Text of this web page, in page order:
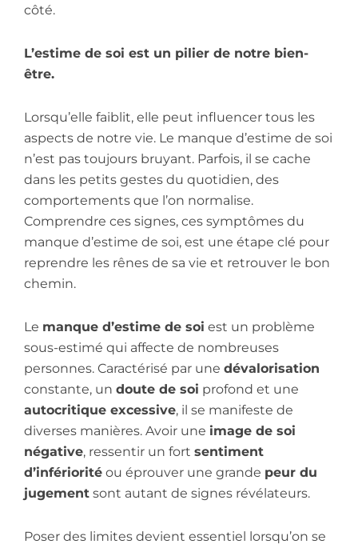
côté.
L’estime de soi est un pilier de notre bien-
être.
Lorsqu’elle faiblit, elle peut influencer tous les
aspects de notre vie. Le manque d’estime de soi
n’est pas toujours bruyant. Parfois, il se cache
dans les petits gestes du quotidien, des
comportements que l’on normalise.
Comprendre ces signes, ces symptômes du
manque d’estime de soi, est une étape clé pour
reprendre les rênes de sa vie et retrouver le bon
chemin.
Le manque d’estime de soi est un problème
sous-estimé qui affecte de nombreuses
personnes. Caractérisé par une dévalorisation
constante, un doute de soi profond et une
autocritique excessive, il se manifeste de
diverses manières. Avoir une image de soi
négative, ressentir un fort sentiment
d’infériorité ou éprouver une grande peur du
jugement sont autant de signes révélateurs.
Poser des limites devient essentiel lorsqu’on se